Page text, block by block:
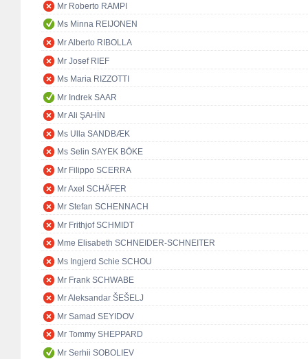
Mr Roberto RAMPI
Ms Minna REIJONEN
Mr Alberto RIBOLLA
Mr Josef RIEF
Ms Maria RIZZOTTI
Mr Indrek SAAR
Mr Ali ŞAHİN
Ms Ulla SANDBÆK
Ms Selin SAYEK BÖKE
Mr Filippo SCERRA
Mr Axel SCHÄFER
Mr Stefan SCHENNACH
Mr Frithjof SCHMIDT
Mme Elisabeth SCHNEIDER-SCHNEITER
Ms Ingjerd Schie SCHOU
Mr Frank SCHWABE
Mr Aleksandar ŠEŠELJ
Mr Samad SEYIDOV
Mr Tommy SHEPPARD
Mr Serhii SOBOLIEV